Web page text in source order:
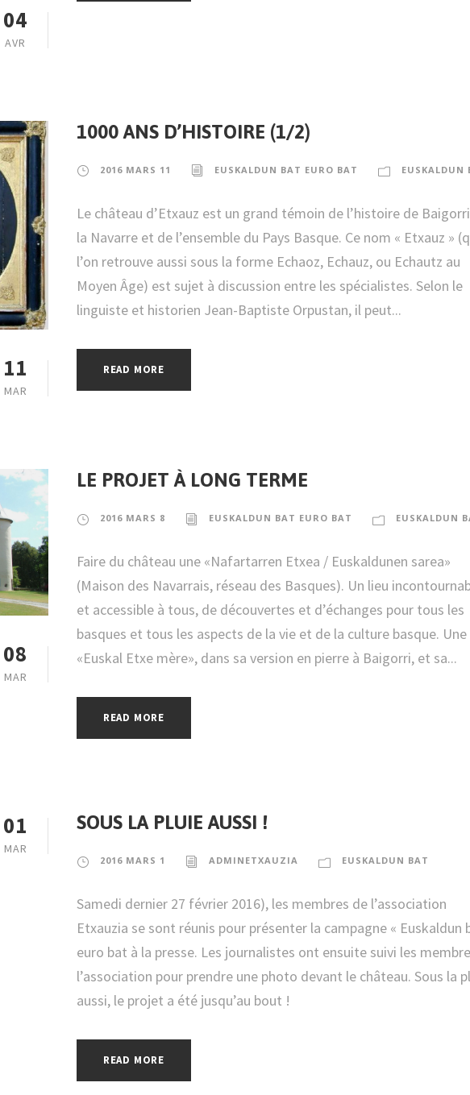
04
AVR
11
MAR
1000 ANS D’HISTOIRE (1/2)
2016 MARS 11 EUSKALDUN BAT EURO BAT EUSKALDUN
Le château d’Etxauz est un grand témoin de l’histoire de
la Navarre et de l’ensemble du Pays Basque. Ce nom « Etxauz »
l’on retrouve aussi sous la forme Echaoz, Echauz, ou Echautz au
Moyen Âge) est sujet à discussion entre les spécialistes. Selon le
linguiste et historien Jean-Baptiste Orpustan, il peut...
READ MORE
08
MAR
LE PROJET À LONG TERME
2016 MARS 8 EUSKALDUN BAT EURO BAT EUSKALDUN
Faire du château une «Nafartarren Etxea / Euskaldunen sarea»
(Maison des Navarrais, réseau des Basques). Un lieu
et accessible à tous, de découvertes et d’échanges pour tous les
basques et tous les aspects de la vie et de la culture basque. Une
«Euskal Etxe mère», dans sa version en pierre à Baigorri, et sa...
READ MORE
01
MAR
SOUS LA PLUIE AUSSI !
2016 MARS 1 ADMINETXAUZIA EUSKALDUN BAT
Samedi dernier 27 février 2016), les membres de l’association
Etxauzia se sont réunis pour présenter la campagne « Euskaldun
euro bat à la presse. Les journalistes ont ensuite suivi les
l’association pour prendre une photo devant le château. Sous la
aussi, le projet a été jusqu’au bout !
READ MORE